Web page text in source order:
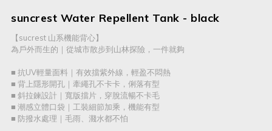
suncrest Water Repellent Tank - black
【sucrest 山系機能背心】
為戶外而生的｜從城市散步到山林探險，一件就夠
■ 抗UV輕量面料｜有效擋紫外線，輕盈不悶熱
■ 背上隱形開孔｜牽繩孔不卡卡，俐落有型
■ 斜拉鍊設計｜寬版擋片，穿脫流暢不卡毛
■ 潮感立體口袋｜工裝細節加乘，機能有型
■ 防撥水處理｜毛雨、濺水都不怕